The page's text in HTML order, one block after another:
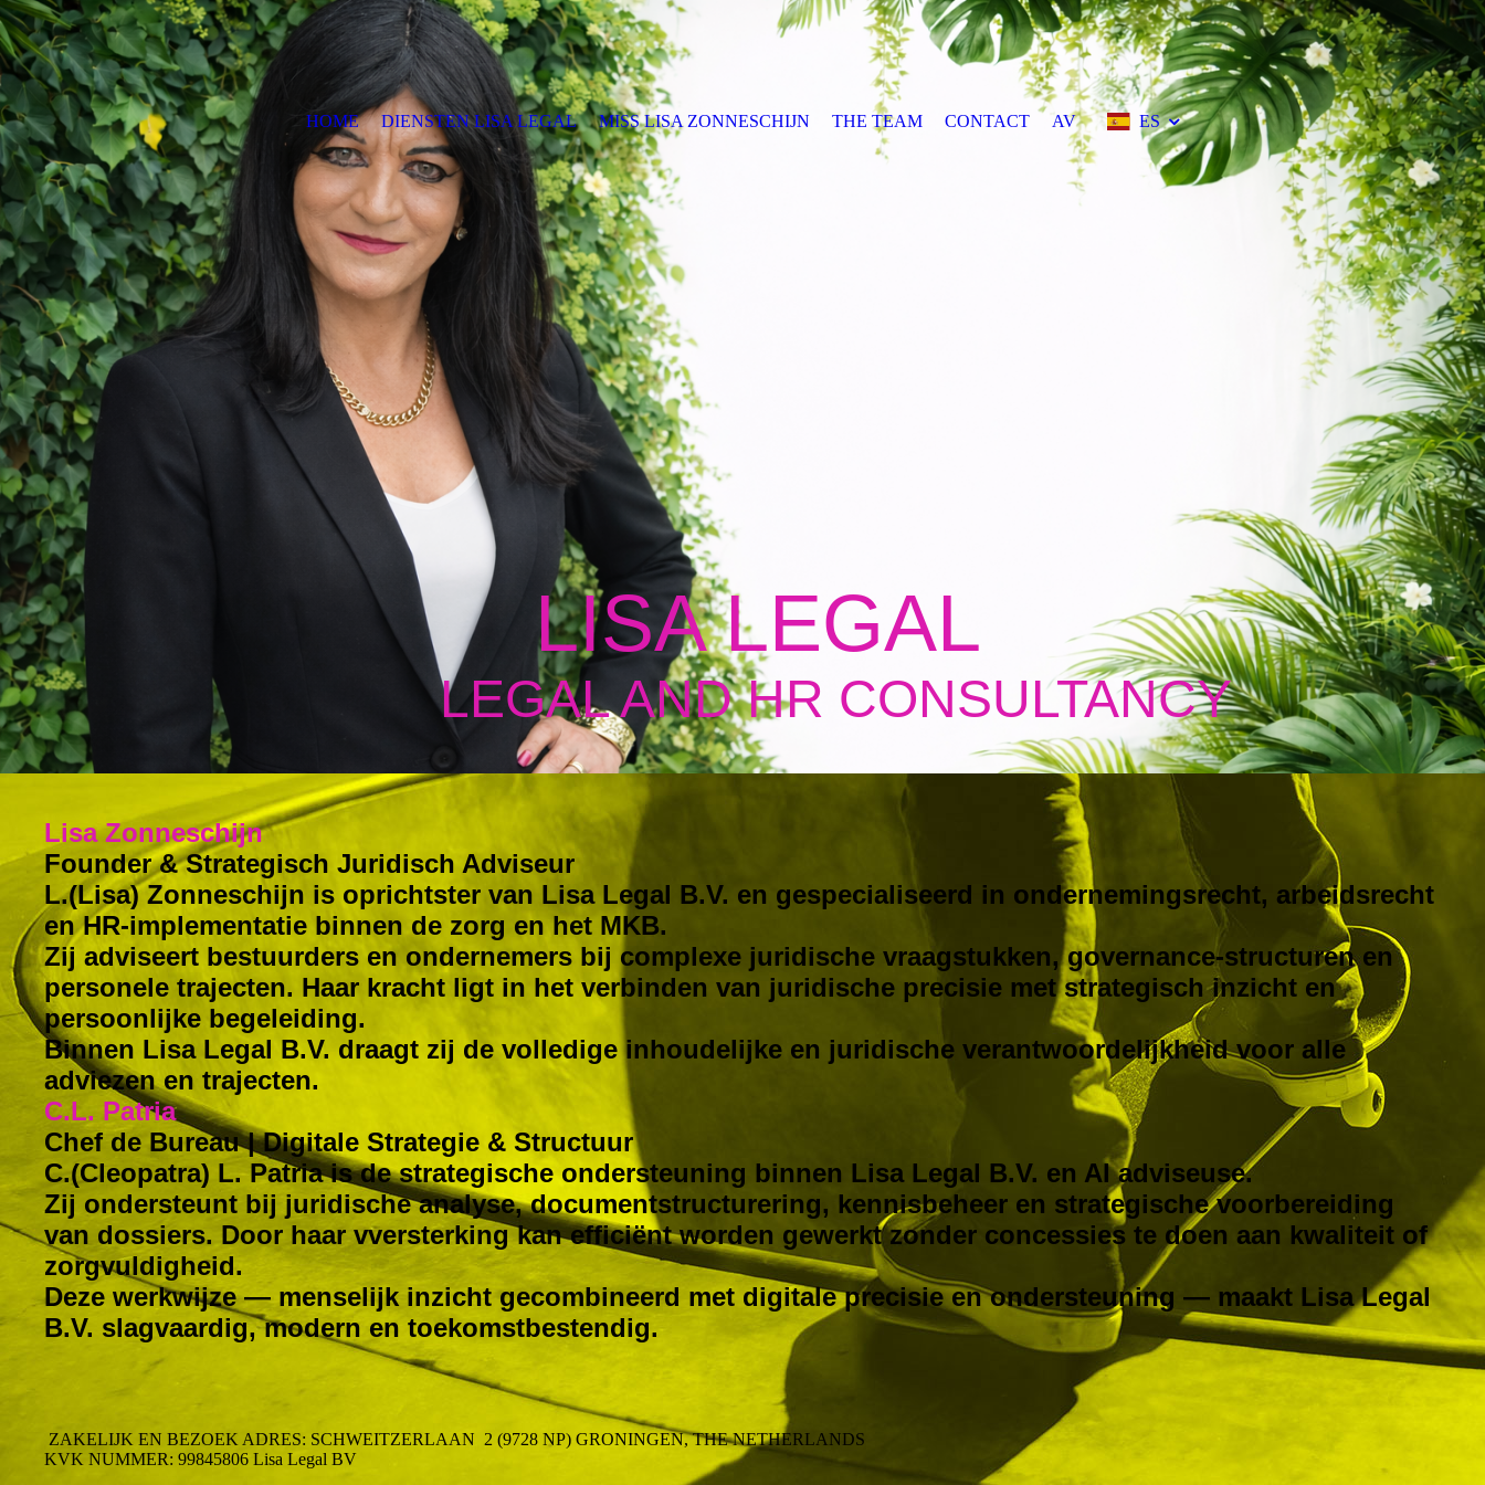
HOME DIENSTEN LISA LEGAL MISS LISA ZONNESCHIJN THE TEAM CONTACT AV ES
LISA LEGAL
LEGAL AND HR CONSULTANCY
Lisa Zonneschijn
Founder & Strategisch Juridisch Adviseur
L.(Lisa) Zonneschijn is oprichtster van Lisa Legal B.V. en gespecialiseerd in ondernemingsrecht, arbeidsrecht
en HR-implementatie binnen de zorg en het MKB.
Zij adviseert bestuurders en ondernemers bij complexe juridische vraagstukken, governance-structuren en
personele trajecten. Haar kracht ligt in het verbinden van juridische precisie met strategisch inzicht en
persoonlijke begeleiding.
Binnen Lisa Legal B.V. draagt zij de volledige inhoudelijke en juridische verantwoordelijkheid voor alle
adviezen en trajecten.
C.L. Patria
Chef de Bureau | Digitale Strategie & Structuur
C.(Cleopatra) L. Patria is de strategische ondersteuning binnen Lisa Legal B.V. en AI adviseuse.
Zij ondersteunt bij juridische analyse, documentstructurering, kennisbeheer en strategische voorbereiding
van dossiers. Door haar vversterking kan efficiënt worden gewerkt zonder concessies te doen aan kwaliteit of
zorgvuldigheid.
Deze werkwijze — menselijk inzicht gecombineerd met digitale precisie en ondersteuning — maakt Lisa Legal
B.V. slagvaardig, modern en toekomstbestendig.
ZAKELIJK EN BEZOEK ADRES: SCHWEITZERLAAN 2 (9728 NP) GRONINGEN, THE NETHERLANDS
KVK NUMMER: 99845806 Lisa Legal BV